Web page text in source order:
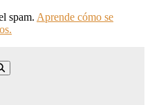
spam. Aprende cómo se